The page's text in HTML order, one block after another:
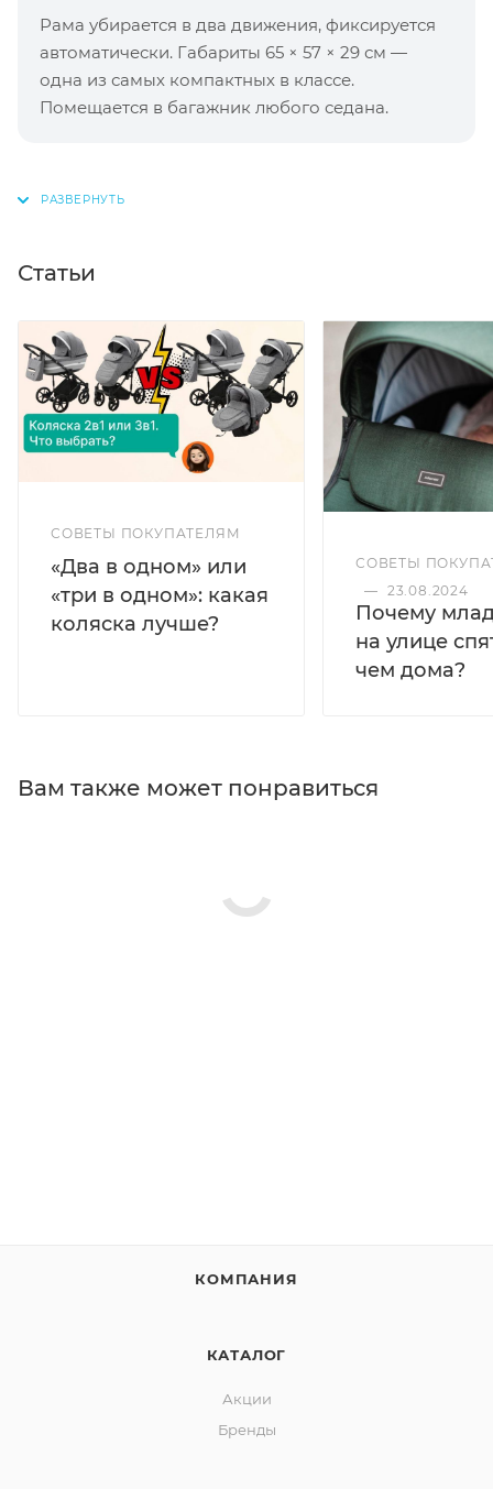
Рама убирается в два движения, фиксируется
автоматически. Габариты 65 × 57 × 29 см —
одна из самых компактных в классе.
Помещается в багажник любого седана.
Статьи
СОВЕТЫ ПОКУПАТЕЛЯМ
«Два в одном» или
«три в одном»: какая
коляска лучше?
СОВЕТЫ
— 23.08.2024
Почему
на улице
чем дома?
Вам также может понравиться
КОМПАНИЯ
КАТАЛОГ
Акции
Бренды